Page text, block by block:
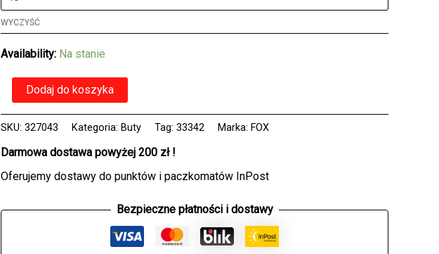
WYCZYŚĆ
Availability: Na stanie
FOX
UNION
BLACK
Dodaj do koszyka
SKU: 327043 Kategoria: Buty Tag: 33342 Marka: FOX
Darmowa dostawa powyżej 200 zł !
Oferujemy dostawy do punktów i paczkomatów InPost
Bezpieczne płatności i dostawy